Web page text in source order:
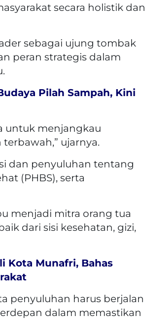
secara holistik dan
sebagai ujung tombak
peran strategis dalam
Pilah Sampah, Kini
untuk menjangkau
ujarnya.
dan penyuluhan tentang
(PHBS), serta
menjadi mitra orang tua
dari sisi kesehatan, gizi,
Kota Munafri, Bahas
penyuluhan harus berjalan
dalam memastikan